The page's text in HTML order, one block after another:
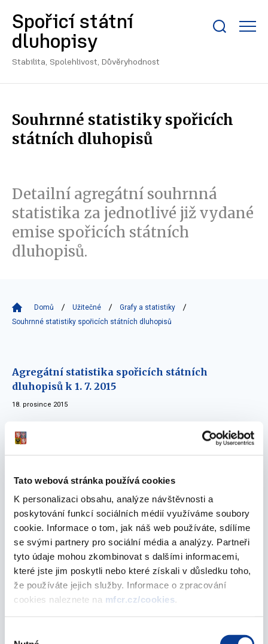
Tato webová stránka používá cookies
K personalizaci obsahu, analýze návštěvnosti a
poskytování funkcí sociálních médií využíváme soubory
cookie. Informace o tom, jak náš web používáte, sdílíme
se svými partnery pro sociální média a analýzy. Partneři
tyto údaje mohou zkombinovat s dalšími informacemi,
které jste jim poskytli nebo které získali v důsledku toho,
že používáte jejich služby. Informace o zpracování
cookies naleznete na mfcr.cz/cookies.
Spořicí státní
dluhopisy
Stabilita, Spolehlivost, Důvěryhodnost
Souhrnné statistiky spořicích
státních dluhopisů
Detailní agregátní souhrnná
statistika za jednotlivé již vydané
emise spořicích státních
dluhopisů.
Domů Užitečné
Grafy a statistiky
Souhrnné statistiky spořicích státních dluhopisů
Agregátní statistika spořicích státních
dluhopisů k 1. 7. 2015
18. prosince 2015
Agregátní statistika spořicích státních
dluhopisů k 1. 1. 2015
Agregátní statistika spořicích státních
dluhopisů k 1. 7. 2014
01. srpna 2014
Agregátní statistika spořicích státních
dluhopisů k 1. 1. 2014
14. února 2014
Agregátní statistika spořicích státních